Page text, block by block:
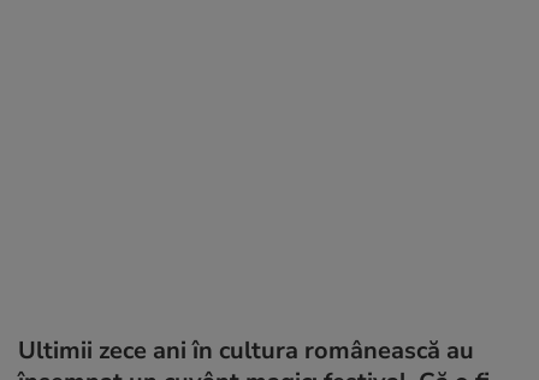
Ultimii zece ani în cultura românească au